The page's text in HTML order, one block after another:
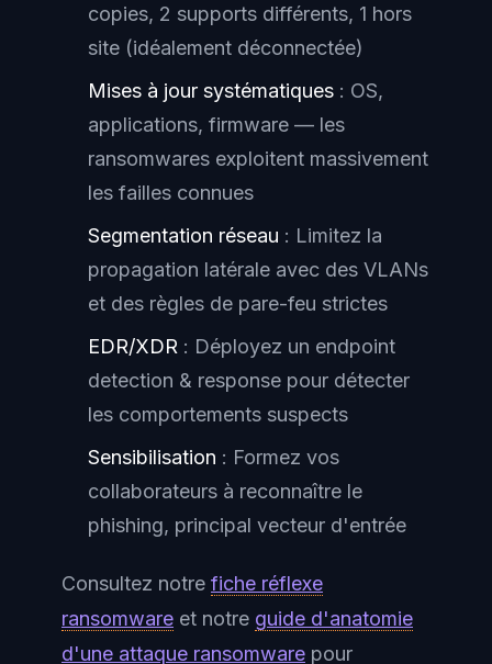
copies, 2 supports différents, 1 hors
site (idéalement déconnectée)
Mises à jour systématiques : OS,
applications, firmware — les
ransomwares exploitent massivement
les failles connues
Segmentation réseau : Limitez la
propagation latérale avec des VLANs
et des règles de pare-feu strictes
EDR/XDR : Déployez un endpoint
detection & response pour détecter
les comportements suspects
Sensibilisation : Formez vos
collaborateurs à reconnaître le
phishing, principal vecteur d'entrée
Consultez notre fiche réflexe
ransomware et notre guide d'anatomie
d'une attaque ransomware pour